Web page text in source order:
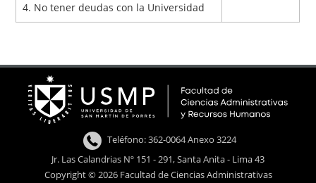
4. No tener deudas con la Universidad
Teléfono: 362-0064 Anexo 3224
Jr. Las Calandrias Nº 151 - 291, Santa Anita - Lima 43
Copyright © 2026 Facultad de Ciencias Administrativas